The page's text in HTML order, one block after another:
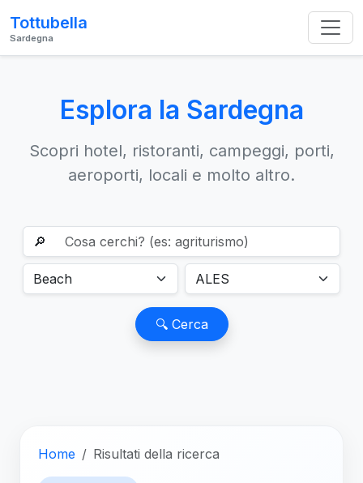
Tottubella
Sardegna
Esplora la Sardegna
Scopri hotel, ristoranti, campeggi, porti,
aeroporti, locali e molto altro.
🔎
🔍 Cerca
Home Risultati della ricerca